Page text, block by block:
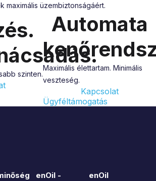
maximális üzembiztonságáért.
szinten.
Automata
Maximális élettartam. Minimális
veszteség.
Kapcsolat
Ügyféltámogatás
enOil -
enOil